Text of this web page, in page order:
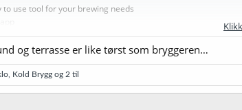
to use tool for your brewing needs
og terrasse er like tørst som bryggeren…
Kold Brygg og 2 til